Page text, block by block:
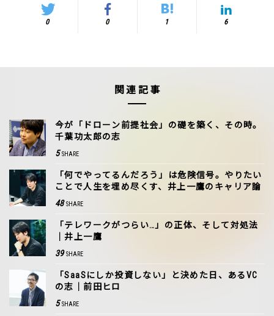
0 0 1 6
関連記事
今が「ドローン前提社会」の礎を築く、その時。
千葉功太郎の志
5 SHARE
「何でやってるんだろう」は危険信号。やりたい
ことで人生を埋め尽くす、井上一鷹のキャリア論
48 SHARE
「テレワークがつらい…」の正体、そして対処法
｜井上一鷹
39 SHARE
「SaaSにしか投資しない」と決めた日、あるVC
の志｜前田ヒロ
5 SHARE